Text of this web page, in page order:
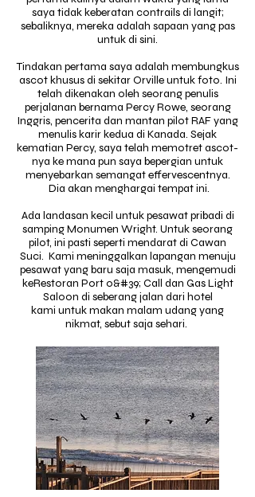
saya tidak keberatan contrails di langit;
sebaliknya, mereka adalah sapaan yang pas
untuk di sini.
Tindakan pertama saya adalah membungkus
ascot khusus di sekitar Orville untuk foto. Ini
telah dikenakan oleh seorang penulis
perjalanan bernama Percy Rowe, seorang
Inggris, pencerita dan mantan pilot RAF yang
menulis karir kedua di Kanada. Sejak
kematian Percy, saya telah memotret ascot-
nya ke mana pun saya bepergian untuk
menyebarkan semangat effervescentnya.
Dia akan menghargai tempat ini.
Ada landasan kecil untuk pesawat pribadi di
samping Monumen Wright. Untuk seorang
pilot, ini pasti seperti mendarat di Cawan
Suci. Kami meninggalkan lapangan menuju
pesawat yang baru saja masuk, mengemudi
keRestoran Port o&#39; Call dan Gas Light
Saloon di seberang jalan dari hotel
kami untuk makan malam udang yang
nikmat, sebut saja sehari.